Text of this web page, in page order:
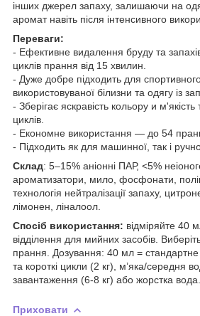
інших джерел запаху, залишаючи на
аромат навіть після інтенсивного
Переваги:
- Ефективне видалення бруду та
циклів прання від 15 хвилин.
- Дуже добре підходить для
використовуваної білизни та одягу із
- Зберігає яскравість кольору и м'якість
циклів.
- Економне використання — до 54
- Підходить як для машинної, так і
Склад: 5–15% аніонні ПАР, <5%
ароматизатори, мило, фосфонати,
технологія нейтралізації запаху,
лімонен, ліналоол.
Спосіб використання: відміряйте 40
відділення для мийних засобів.
прання. Дозування: 40 мл =
та короткі цикли (2 кг), м’яка/середня
завантаження (6-8 кг) або жорстка вода.
Приховати